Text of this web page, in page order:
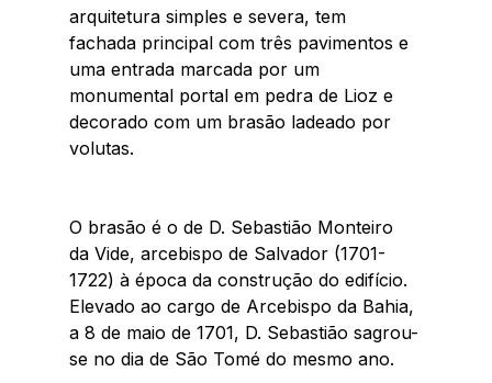
arquitetura simples e severa, tem
fachada principal com três pavimentos e
uma entrada marcada por um
monumental portal em pedra de Lioz e
decorado com um brasão ladeado por
volutas.
O brasão é o de D. Sebastião Monteiro
da Vide, arcebispo de Salvador (1701-
1722) à época da construção do edifício.
Elevado ao cargo de Arcebispo da Bahia,
a 8 de maio de 1701, D. Sebastião sagrou-
se no dia de São Tomé do mesmo ano.